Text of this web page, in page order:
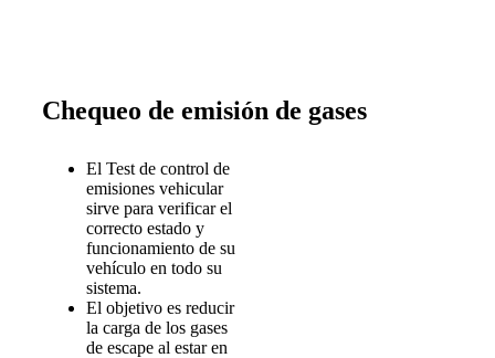
Chequeo de emisión de gases
El Test de control de
emisiones vehicular
sirve para verificar el
correcto estado y
funcionamiento de su
vehículo en todo su
sistema.
El objetivo es reducir
la carga de los gases
de escape al estar en